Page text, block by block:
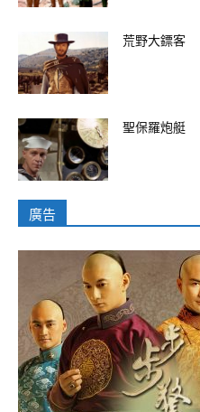
荒野大鏢客
聖保羅炮艇
廣告